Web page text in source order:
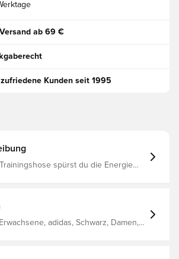
ab 69 €
Kunden seit 1995
spürst du die Energie
Streifen an den Seiten und das matte
den Look ab. Locker
Hauptmaterial: 67%
adidas, Schwarz, Damen,